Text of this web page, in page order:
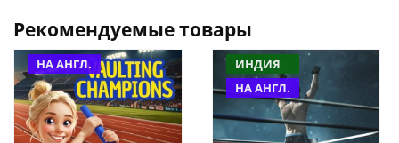
Рекомендуемые товары
НА АНГЛ.
ИНДИЯ
НА АНГЛ.